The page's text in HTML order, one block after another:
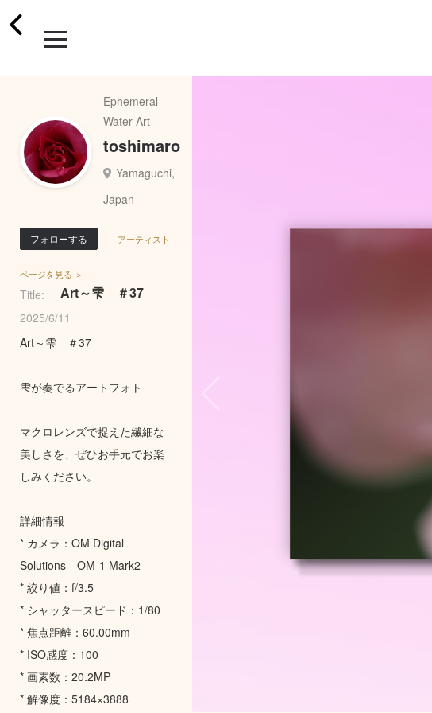
Ephemeral
Water Art
toshimaro
Yamaguchi,
Japan
フォローする アーティスト
ページを見る ＞
Title: Art～雫 ＃37
2025/6/11
Art～雫 ＃37
雫が奏でるアートフォト
マクロレンズで捉えた繊細な
美しさを、ぜひお手元でお楽
しみください。
詳細情報
* カメラ：OM Digital
Solutions OM-1 Mark2
* 絞り値：f/3.5
* シャッタースピード：1/80
* 焦点距離：60.00mm
* ISO感度：100
* 画素数：20.2MP
* 解像度：5184×3888